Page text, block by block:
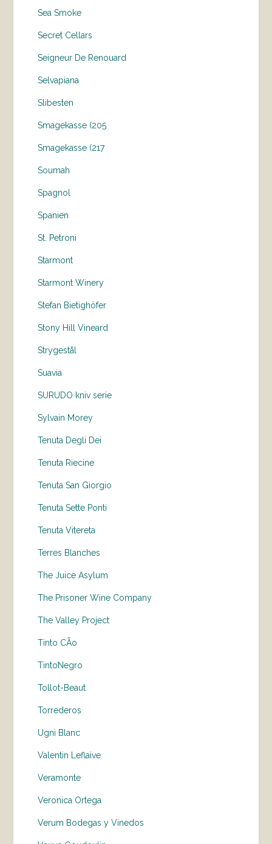
Sea Smoke
Secret Cellars
Seigneur De Renouard
Selvapiana
Slibesten
Smagekasse (205
Smagekasse (217
Soumah
Spagnol
Spanien
St. Petroni
Starmont
Starmont Winery
Stefan Bietighöfer
Stony Hill Vineard
Strygestål
Suavia
SURUDO kniv serie
Sylvain Morey
Tenuta Degli Dei
Tenuta Riecine
Tenuta San Giorgio
Tenuta Sette Ponti
Tenuta Vitereta
Terres Blanches
The Juice Asylum
The Prisoner Wine Company
The Valley Project
Tinto CÃo
TintoNegro
Tollot-Beaut
Torrederos
Ugni Blanc
Valentin Leflaive
Veramonte
Veronica Ortega
Verum Bodegas y Vinedos